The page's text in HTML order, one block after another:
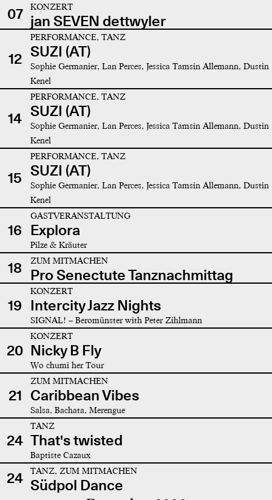
07
KONZERT
jan SEVEN dettwyler
12
PERFORMANCE, TANZ
SUZI (AT)
Sophie Germanier, Lan Perces, Jessica Tamsin Allemann, Dustin
Kenel
14
PERFORMANCE, TANZ
SUZI (AT)
Sophie Germanier, Lan Perces, Jessica Tamsin Allemann, Dustin
Kenel
15
PERFORMANCE, TANZ
SUZI (AT)
Sophie Germanier, Lan Perces, Jessica Tamsin Allemann, Dustin
Kenel
16
GASTVERANSTALTUNG
Explora
Pilze & Kräuter
18 ZUM MITMACHEN
Pro Senectute Tanznachmittag
19
KONZERT
Intercity Jazz Nights
SIGNAL! – Beromünster with Peter Zihlmann
20
KONZERT
Nicky B Fly
Wo chumi her Tour
21
ZUM MITMACHEN
Caribbean Vibes
Salsa, Bachata, Merengue
24
TANZ
That's twisted
Baptiste Cazaux
24 TANZ, ZUM MITMACHEN
Südpol Dance